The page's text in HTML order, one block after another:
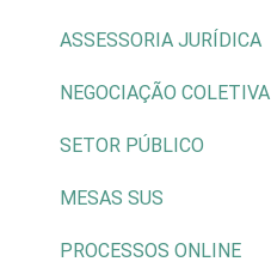
ASSESSORIA JURÍDICA
NEGOCIAÇÃO COLETIVA
SETOR PÚBLICO
MESAS SUS
PROCESSOS ONLINE